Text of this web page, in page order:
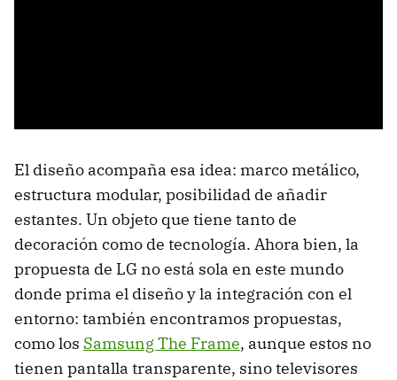
El diseño acompaña esa idea: marco metálico,
estructura modular, posibilidad de añadir
estantes. Un objeto que tiene tanto de
decoración como de tecnología. Ahora bien, la
propuesta de LG no está sola en este mundo
donde prima el diseño y la integración con el
entorno: también encontramos propuestas,
como los Samsung The Frame, aunque estos no
tienen pantalla transparente, sino televisores